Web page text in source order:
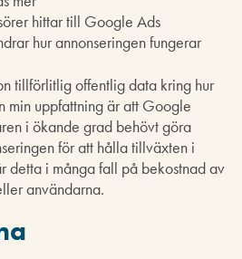
hittar till Google Ads
hur annonseringen fungerar
tillförlitlig offentlig data kring hur
min uppfattning är att Google
i ökande grad behövt göra
för att hålla tillväxten i
detta i många fall på bekostnad av
användarna.